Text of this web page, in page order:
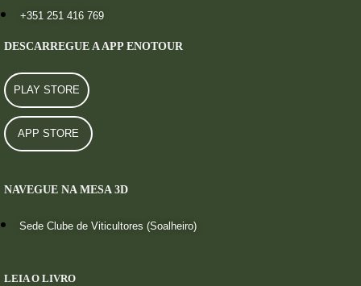
+351 251 416 769
DESCARREGUE A APP ENOTOUR
PLAY STORE
APP STORE
NAVEGUE NA MESA 3D
Sede Clube de Viticultores (Soalheiro)
LEIA O LIVRO